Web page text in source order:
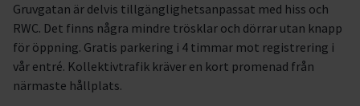
Gruvgatan är delvis tillgänglighetsanpassat med hiss och
RWC. Det finns några mindre trösklar och dörrar utan knapp
för öppning. Gratis parkering i 4 timmar mot registrering i
vår entré. Kollektivtrafik kräver en kort promenad från
närmaste hållplats.